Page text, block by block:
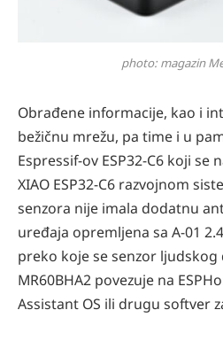
photo: magazin
Obrađene informacije, kao i
bežičnu mrežu, pa time i u
Espressif-ov ESP32-C6 koji se
XIAO ESP32-C6 razvojnom
senzora nije imala dodatnu
uređaja opremljena sa A-01
preko koje se senzor
MR60BHA2 povezuje na
Assistant OS ili drugu softver